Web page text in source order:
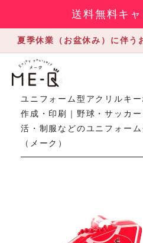
送料無料キ
夏季休業（お盆休み）に伴う
2022.2.24
ユニフォーム型アクリルキ
作成・印刷｜野球・サッカ
活・制服などのユニフォー
（メーク）